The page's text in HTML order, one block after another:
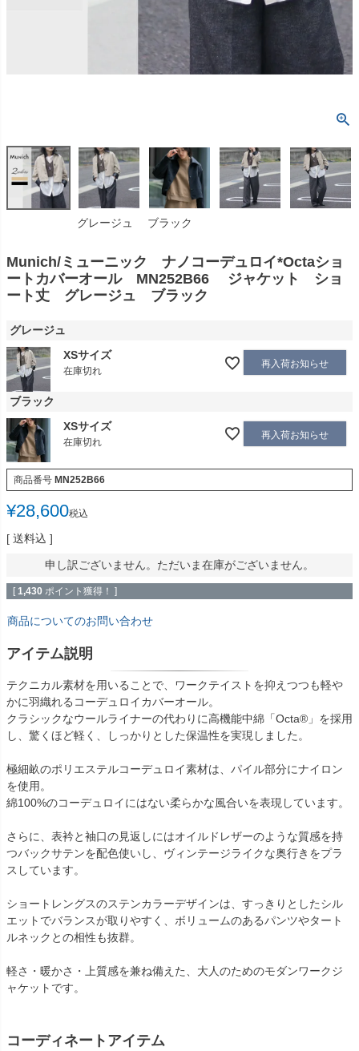
グレージュ ブラック
Munich/ミューニック ナノコーデュロイ*Octaショ
ートカバーオール MN252B66 ジャケット ショ
ート丈 グレージュ ブラック
グレージュ
XSサイズ
在庫切れ
再入荷お知らせ
ブラック
XSサイズ
在庫切れ
再入荷お知らせ
商品番号 MN252B66
¥28,600税込
送料込
申し訳ございません。ただいま在庫がございません。
[ 1,430 ポイント獲得！ ]
商品についてのお問い合わせ
アイテム説明
テクニカル素材を用いることで、ワークテイストを抑えつつも軽や
かに羽織れるコーデュロイカバーオール。
クラシックなウールライナーの代わりに高機能中綿「Octa®」を採用
し、驚くほど軽く、しっかりとした保温性を実現しました。
極細畝のポリエステルコーデュロイ素材は、パイル部分にナイロン
を使用。
綿100%のコーデュロイにはない柔らかな風合いを表現しています。
さらに、表衿と袖口の見返しにはオイルドレザーのような質感を持
つバックサテンを配色使いし、ヴィンテージライクな奥行きをプラ
スしています。
ショートレングスのステンカラーデザインは、すっきりとしたシル
エットでバランスが取りやすく、ボリュームのあるパンツやタート
ルネックとの相性も抜群。
軽さ・暖かさ・上質感を兼ね備えた、大人のためのモダンワークジ
ャケットです。
コーディネートアイテム